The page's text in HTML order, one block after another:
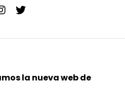
la nueva web de